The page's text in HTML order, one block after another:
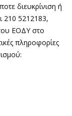
διευκρίνιση ή
210 5212183,
ΕΟΔΥ στο
πληροφορίες